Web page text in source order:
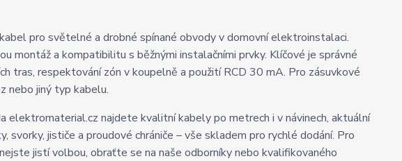
pro světelné a drobné spínané obvody v domovní elektroinstalaci.
montáž a kompatibilitu s běžnými instalačními prvky. Klíčové je správné
tras, respektování zón v koupelně a použití RCD 30 mA. Pro zásuvkové
nebo jiný typ kabelu.
elektromaterial.cz najdete kvalitní kabely po metrech i v návinech, aktuální
svorky, jističe a proudové chrániče – vše skladem pro rychlé dodání. Pro
jistí volbou, obraťte se na naše odborníky nebo kvalifikovaného